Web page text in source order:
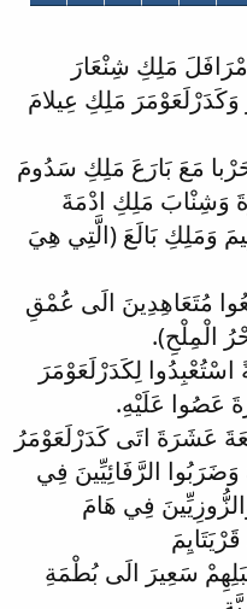
مَلِكِ شِنْعَارَ
مَلِكِ عِيلامَ
مَعَ بَارَعَ مَلِكِ سَدُومَ
وَشِنْابَ مَلِكِ ادْمَةَ
وَمَلِكِ بَالَعَ (الَّتِي هِيَ
مُتَعَاهِدِينَ الَى عُمْقِ
الْمِلْحِ).
لِكَدَرْلَعَوْمَرَ
عَصُوا عَلَيْهِ.
عَشَرَةَ اتَى كَدَرْلَعَوْمَرُ
الرَّفَائِيِّينَ فِي
فِي هَامَ
سَعِيرَ الَى بُطْمَةِ